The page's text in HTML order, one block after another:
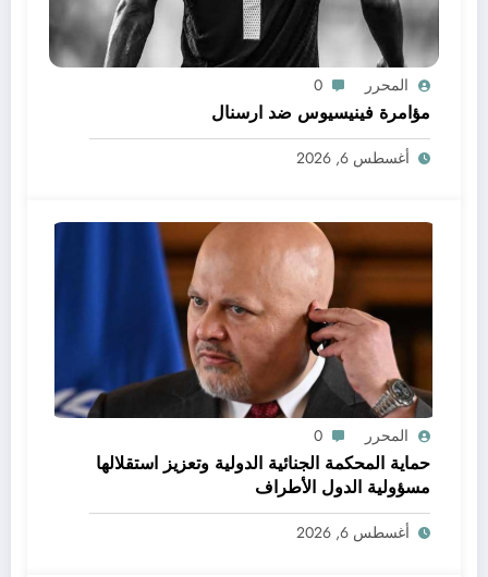
المحرر 0
مؤامرة فينيسيوس ضد ارسنال
أغسطس 6, 2026
المحرر 0
حماية المحكمة الجنائية الدولية وتعزيز استقلالها
مسؤولية الدول الأطراف
أغسطس 6, 2026